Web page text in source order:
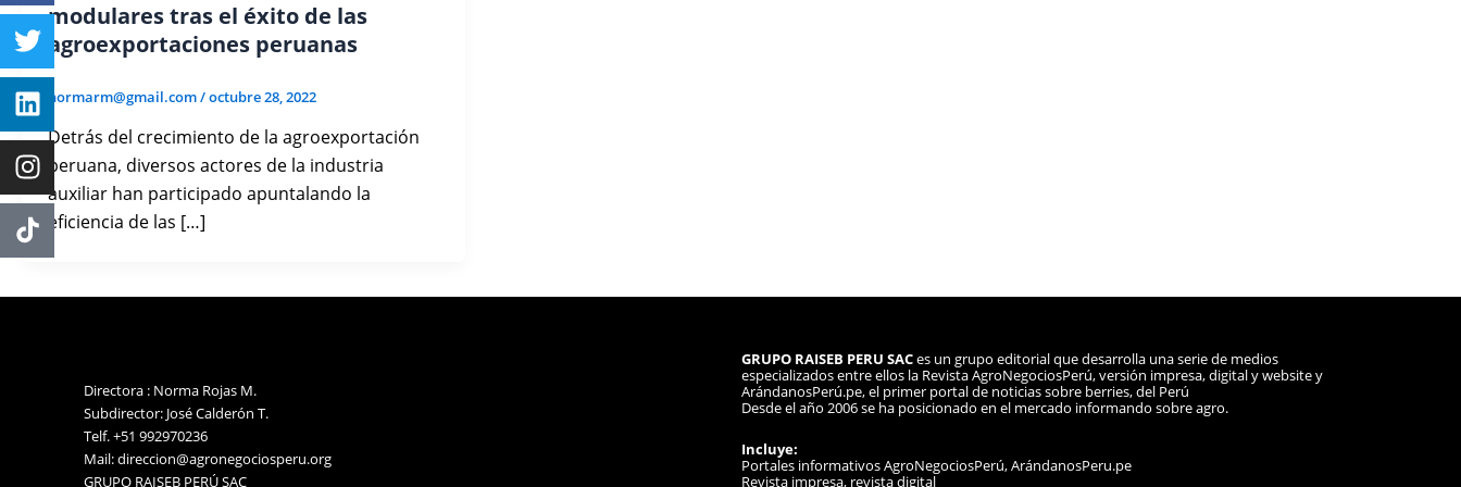
modulares tras el éxito de las
agroexportaciones peruanas
normarm@gmail.com/octubre 28, 2022
Detrás del crecimiento de la agroexportación
peruana, diversos actores de la industria
auxiliar han participado apuntalando la
eficiencia de las […]
Directora : Norma Rojas M.
Subdirector: José Calderón T.
Telf. +51 992970236
Mail: direccion@agronegociosperu.org
GRUPO RAISEB PERÚ SAC
GRUPO RAISEB PERU SACes un grupo editorial que desarrolla una serie de medios
especializados entre ellos la Revista AgroNegociosPerú, versión impresa, digital y website y
ArándanosPerú.pe, el primer portal de noticias sobre berries, del Perú
Desde el año 2006 se ha posicionado en el mercado informando sobre agro.
Incluye:
Portales informativos AgroNegociosPerú, ArándanosPeru.pe
Revista impresa, revista digital